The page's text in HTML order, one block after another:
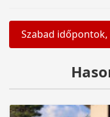
Szabad